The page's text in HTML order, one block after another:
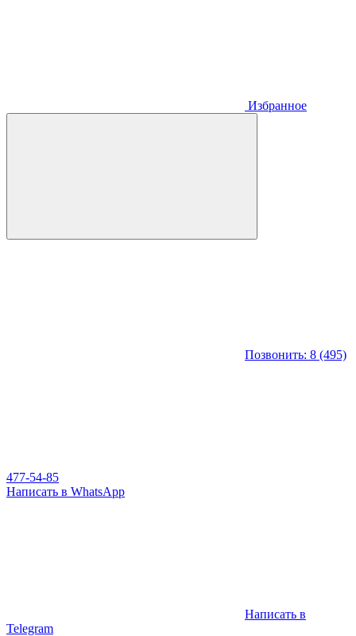
Избранное
Позвонить: 8 (495)
477-54-85
Написать в WhatsApp
Написать в
Telegram